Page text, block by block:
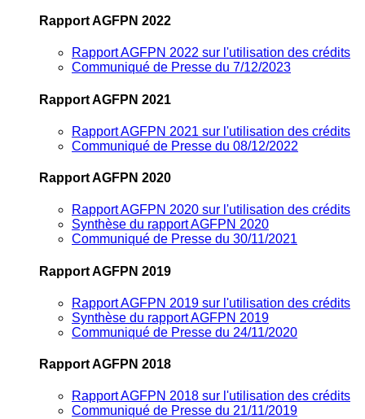
Rapport AGFPN 2022
Rapport AGFPN 2022 sur l'utilisation des crédits
Communiqué de Presse du 7/12/2023
Rapport AGFPN 2021
Rapport AGFPN 2021 sur l'utilisation des crédits
Communiqué de Presse du 08/12/2022
Rapport AGFPN 2020
Rapport AGFPN 2020 sur l'utilisation des crédits
Synthèse du rapport AGFPN 2020
Communiqué de Presse du 30/11/2021
Rapport AGFPN 2019
Rapport AGFPN 2019 sur l'utilisation des crédits
Synthèse du rapport AGFPN 2019
Communiqué de Presse du 24/11/2020
Rapport AGFPN 2018
Rapport AGFPN 2018 sur l'utilisation des crédits
Communiqué de Presse du 21/11/2019